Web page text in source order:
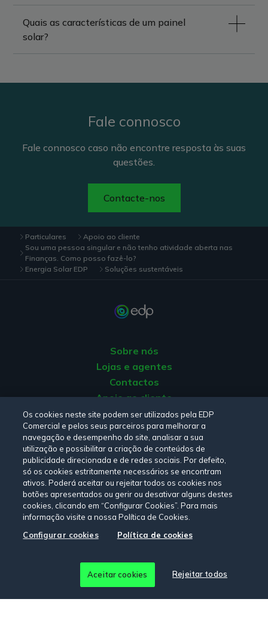
Quais as características de um painel
solar?
Fale connosco
Fale connosco caso não encontre resposta às suas
questões.
Contacte-nos
Particulares
Apoio ao cliente
Sou uma pessoa singular e não tenho atividade aberta nas
Finanças. Como posso fazê-lo?
Energia Solar EDP
Soluções sustentáveis
Sobre nós
Lojas e agentes
Contactos
Apoio ao cliente
Origem da energia
Livro de reclamações
Consulte a nossa Política de privacidade, Política de cookies
Termos e CondiçõeseDeclaração de Acessibilidade.
Siga-nos:
© Copyright 2026 - EDP Comercial. Todos os direitos
reservados
Os cookies neste site podem ser utilizados pela EDP
Comercial e pelos seus parceiros para melhorar a
navegação e desempenho do site, analisar a sua
utilização e possibilitar a criação de conteúdos de
publicidade direcionada e de redes sociais. Por defeito,
só os cookies estritamente necessários se encontram
ativos. Poderá aceitar ou rejeitar todos os cookies nos
botões apresentados ou gerir ou desativar alguns destes
cookies, clicando em “Configurar Cookies”. Para mais
informação visite a nossa Política de Cookies.
Configurar cookies
Política de cookies
Rejeitar todos
Aceitar cookies